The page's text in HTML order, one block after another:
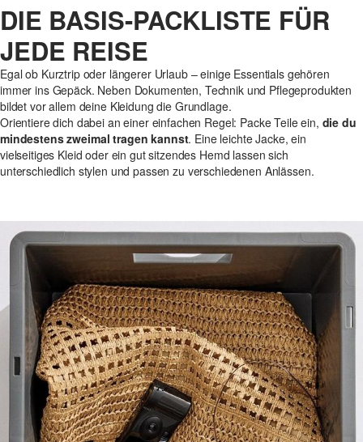
DIE BASIS-PACKLISTE FÜR
JEDE REISE
Egal ob Kurztrip oder längerer Urlaub – einige Essentials gehören
immer ins Gepäck. Neben Dokumenten, Technik und Pflegeprodukten
bildet vor allem deine Kleidung die Grundlage.
Orientiere dich dabei an einer einfachen Regel: Packe Teile ein, die du
mindestens zweimal tragen kannst. Eine leichte Jacke, ein
vielseitiges Kleid oder ein gut sitzendes Hemd lassen sich
unterschiedlich stylen und passen zu verschiedenen Anlässen.